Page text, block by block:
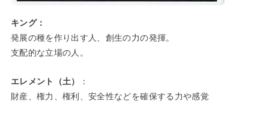
キング：
発展の種を作り出す人、創生の力の発揮。
支配的な立場の人。
エレメント（土）
：
財産、権力、権利、安全性などを確保する力や感覚